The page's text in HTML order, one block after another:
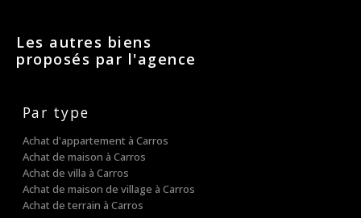
Les autres biens
proposés par l'agence
Par type
Achat d'appartement à Carros
Achat de maison à Carros
Achat de villa à Carros
Achat de maison de village à Carros
Achat de terrain à Carros